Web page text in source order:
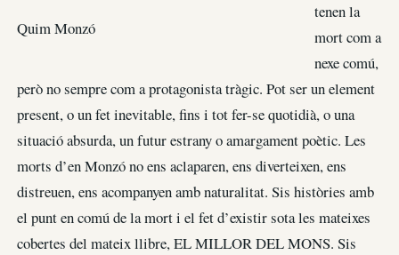
Quim Monzó
tenen la
mort com a
nexe comú,
però no sempre com a protagonista tràgic. Pot ser un element
present, o un fet inevitable, fins i tot fer-se quotidià, o una
situació absurda, un futur estrany o amargament poètic. Les
morts d’en Monzó no ens aclaparen, ens diverteixen, ens
distreuen, ens acompanyen amb naturalitat. Sis històries amb
el punt en comú de la mort i el fet d’existir sota les mateixes
cobertes del mateix llibre, EL MILLOR DEL MONS. Sis